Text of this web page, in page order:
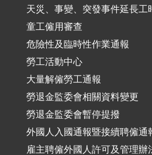
天災、事變、突發事件延長工
童工僱用審查
危險性及臨時性作業通報
勞工活動中心
大量解僱勞工通報
勞退金監委會相關資料變更
勞退金監委會暫停提撥
外國人入國通報暨接續聘僱通
雇主聘僱外國人許可及管理